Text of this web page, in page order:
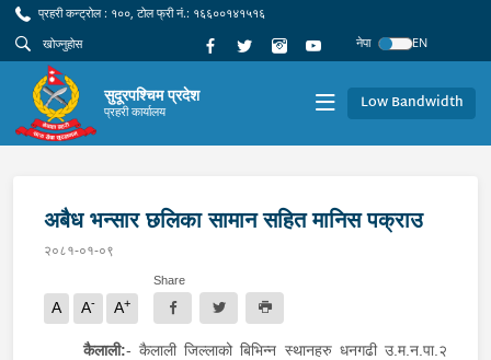
प्रहरी कन्ट्रोल : १००, टोल फ्री नं.: १६६००१४१५१६
नेपा
EN
सुदूरपश्चिम प्रदेश
प्रहरी कार्यालय Low Bandwidth
अबैध भन्सार छलिका सामान सहित मानिस पक्राउ
२०८१-०१-०९
A A- A+
Share
कैलाली:- कैलाली जिल्लाको बिभिन्न स्थानहरु धनगढी उ.म.न.पा.२